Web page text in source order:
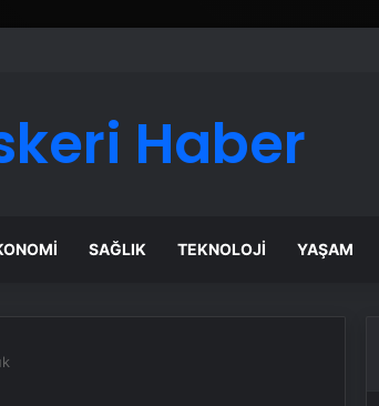
Duruşmasına Çevrildi
Haber
SAĞLIK TEKNOLOJI YAŞAM